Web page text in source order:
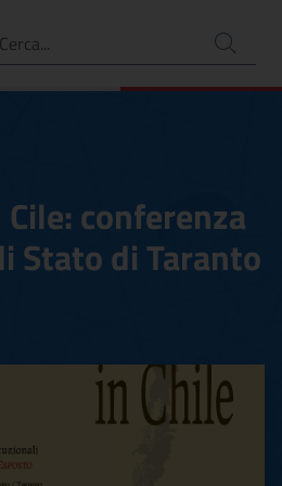
Ricerca
conferenza
Stato di Taranto
in Cile: